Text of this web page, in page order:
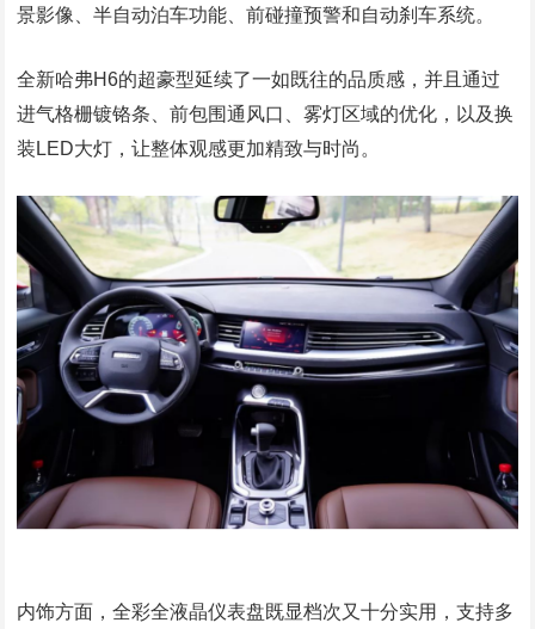
景影像、半自动泊车功能、前碰撞预警和自动刹车系统。
全新哈弗H6的超豪型延续了一如既往的品质感，并且通过
进气格栅镀铬条、前包围通风口、雾灯区域的优化，以及换
装LED大灯，让整体观感更加精致与时尚。
内饰方面，全彩全液晶仪表盘既显档次又十分实用，支持多